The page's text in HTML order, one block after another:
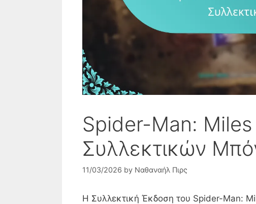
Spider-Man:
Συλλεκτικών
11/03/2026 by Ναθαναήλ Πιρς
Η Συλλεκτική Έκδοση του Spider-Man: